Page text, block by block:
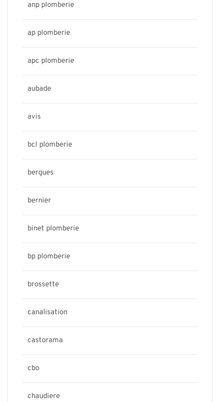
anp plomberie
ap plomberie
apc plomberie
aubade
avis
bcl plomberie
bergues
bernier
binet plomberie
bp plomberie
brossette
canalisation
castorama
cbo
chaudiere